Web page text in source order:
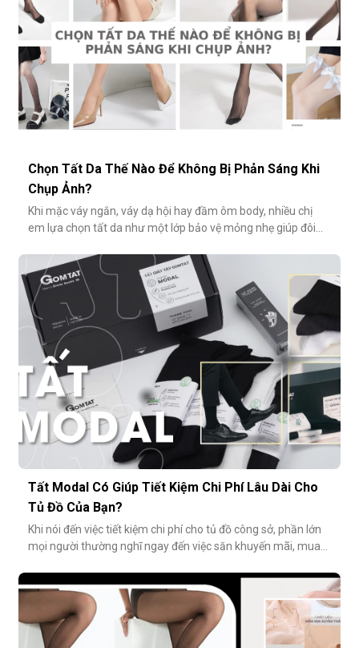
Chọn Tất Da Thế Nào Để Không Bị Phản Sáng Khi
Chụp Ảnh?
Khi mặc váy ngắn, váy dạ hội hay đầm ôm body, nhiều chị
em lựa chọn tất da như một lớp bảo vệ mỏng nhẹ giúp đôi
Tuy nhiên, không ít người gặp phải tình huống dở khóc dở
cười: đôi chân phản chiếu ánh sáng trắng loá trong ảnh, lộ rõ
lớp tất khiến
Tất Modal Có Giúp Tiết Kiệm Chi Phí Lâu Dài Cho
Tủ Đồ Của Bạn?
Khi nói đến việc tiết kiệm chi phí cho tủ đồ công sở, phần lớn
mọi người thường nghĩ ngay đến việc săn khuyến mãi, mua
cách tiết kiệm bền vững và tinh tế hơn rất nhiều: đầu tư vào
chất lượng từ những món nhỏ nhất. Cụ thể hơn, tất modal
không chỉ